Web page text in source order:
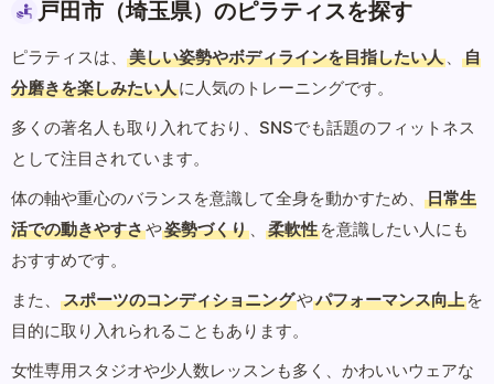
戸田市（埼玉県）のピラティスを探す
ピラティスは、 美しい姿勢やボディラインを目指したい人 、
自
分磨きを楽しみたい人に人気のトレーニングです。
多くの著名人も取り入れており、SNSでも話題のフィットネス
として注目されています。
体の軸や重心のバランスを意識して全身を動かすため、
日常生
活での動きやすさや姿勢づくり 、 柔軟性 を意識したい人にも
おすすめです。
また、
スポーツのコンディショニングやパフォーマンス向上 を
目的に取り入れられることもあります。
女性専用スタジオや少人数レッスンも多く、かわいいウェアな